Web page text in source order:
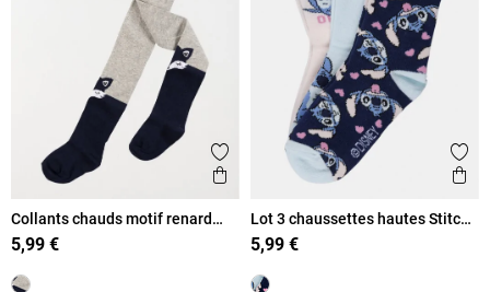
Ajouter aux favoris
Aperçu rapide
Collants chauds motif renard
fille
5,99 €
Lot 3 chaussettes hautes Stitch
fille
5,99 €